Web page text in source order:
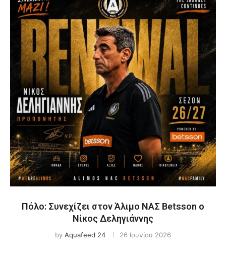
Πόλο: Συνεχίζει στον Άλιμο ΝΑΣ Betsson ο
Νίκος Δεληγιάννης
by Aquafeed 24 26 Ιουνίου 2026